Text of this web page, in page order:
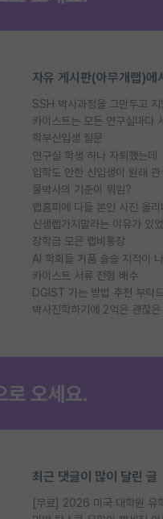
자유 게시판(아무개랩)에
카이스트는 모든 연구실마다
학부신입생 질문
연구실 학생 하나 자퇴했는데
입학도 안한 신입생이 원래
물박사의 기준이 뭐임?
랩홈피에 다들 본인 사진 올리
신생랩가지말라는 이유가 있
장학금 모은 랩비통장
AI 학회들 거품 슬슬 지적이
카이스트 서류 전형 배수
DGIST 가는 방법 추천 부탁
최근 댓글이 많이 달린 글